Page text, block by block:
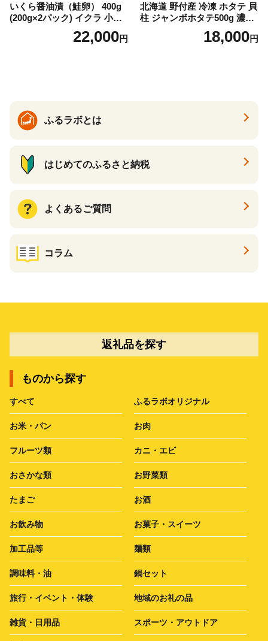
いくら醤油漬（鮭卵） 400g
(200g×2パック) イクラ 小分
け いくら醤油漬 鮭いくら い
くら醤油漬け 鮭 鮭卵 ikura
22,000円
北海道 野付産 冷凍 ホタテ 貝
柱 ジャンボホタテ500g 濃厚
な旨味と甘み （ほたて ホタ
テ 帆立 貝柱 ホタテ貝柱 大玉
18,000円
ふるラボとは
はじめてのふるさと納税
よくあるご質問
コラム
返礼品を探す
ものから探す
すべて ふるラボオリジナル
お米・パン お肉
フルーツ類 カニ・エビ
おさかな類 お野菜類
たまご お酒
お飲み物 お菓子・スイーツ
加工品等 麺類
調味料・油 鍋セット
旅行・イベント・体験 地域のお礼の品
雑貨・日用品 スポーツ・アウトドア